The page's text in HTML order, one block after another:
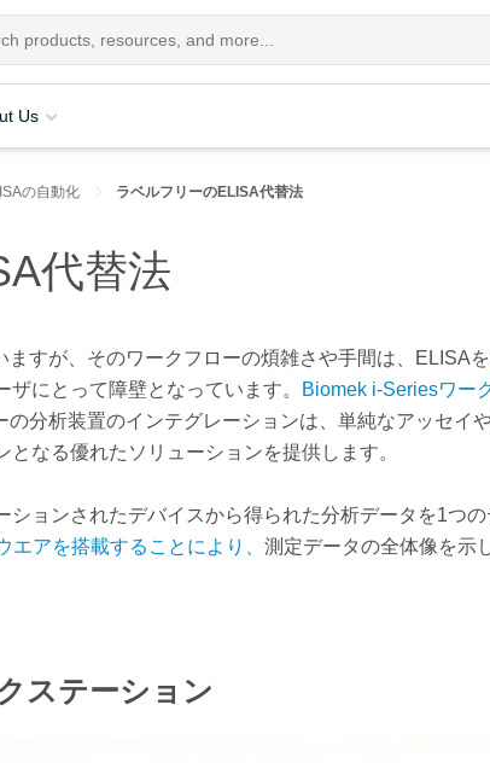
Us
の自動化 ラベルフリーのELISA代替法
代替法
すが、そのワークフローの煩雑さや手間は、 ELISA
にとって障壁となっています。
Biomek i-Seriesワー
の分析装置のインテグレーションは、単純なアッセイ
なる優れたソリューションを提供します。
ョンされたデバイスから得られた分析データを1つの
エアを搭載することにより、 測定データの全体像を示
ステーション